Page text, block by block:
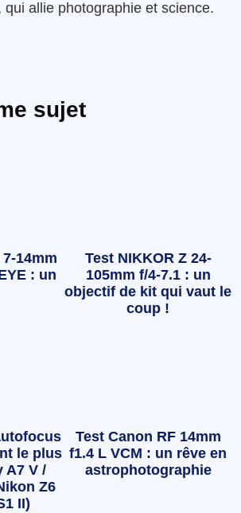
qui allie photographie et science.
sujet
14mm
: un
Test NIKKOR Z 24-
105mm f/4-7.1 : un
objectif de kit qui vaut le
coup !
le plus
A7 V /
Z6
II)
Test Canon RF 14mm
f1.4 L VCM : un rêve en
astrophotographie